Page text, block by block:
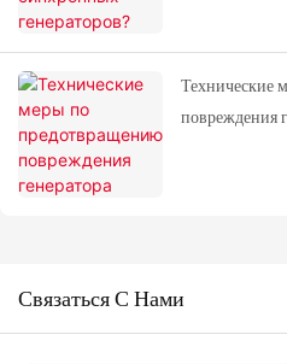
Технические
повреждения
Связаться С Нами